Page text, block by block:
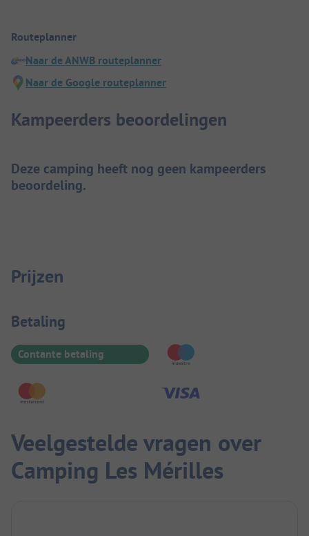
Routeplanner
Naar de ANWB routeplanner
Naar de Google routeplanner
Kampeerders beoordelingen
Deze camping heeft nog geen kampeerders
beoordeling.
Prijzen
Betaalinformatie
Betaling
Contante betaling
Veelgestelde vragen over
Camping Les Mérilles